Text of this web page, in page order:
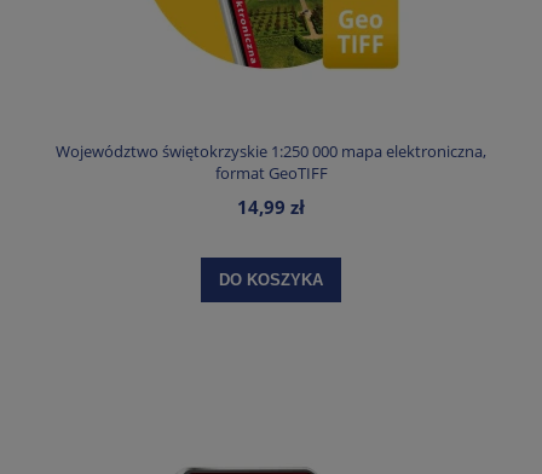
Województwo świętokrzyskie 1:250 000 mapa elektroniczna,
format GeoTIFF
14,99 zł
DO KOSZYKA